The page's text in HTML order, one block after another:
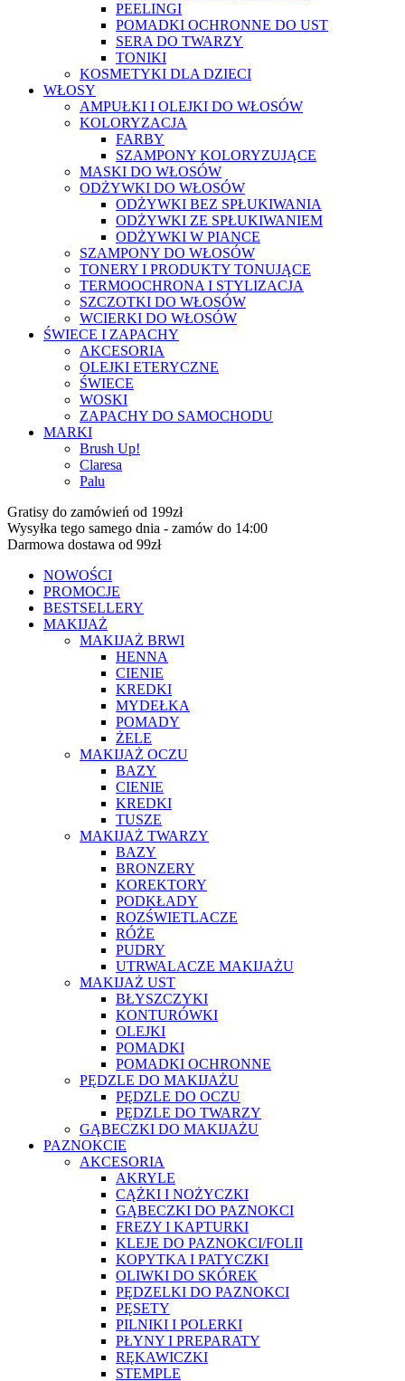
PEELINGI
POMADKI OCHRONNE DO UST
SERA DO TWARZY
TONIKI
KOSMETYKI DLA DZIECI
WŁOSY
AMPUŁKI I OLEJKI DO WŁOSÓW
KOLORYZACJA
FARBY
SZAMPONY KOLORYZUJĄCE
MASKI DO WŁOSÓW
ODŻYWKI DO WŁOSÓW
ODŻYWKI BEZ SPŁUKIWANIA
ODŻYWKI ZE SPŁUKIWANIEM
ODŻYWKI W PIANCE
SZAMPONY DO WŁOSÓW
TONERY I PRODUKTY TONUJĄCE
TERMOOCHRONA I STYLIZACJA
SZCZOTKI DO WŁOSÓW
WCIERKI DO WŁOSÓW
ŚWIECE I ZAPACHY
AKCESORIA
OLEJKI ETERYCZNE
ŚWIECE
WOSKI
ZAPACHY DO SAMOCHODU
MARKI
Brush Up!
Claresa
Palu
Gratisy do zamówień od 199zł
Wysyłka tego samego dnia - zamów do 14:00
Darmowa dostawa od 99zł
NOWOŚCI
PROMOCJE
BESTSELLERY
MAKIJAŻ
MAKIJAŻ BRWI
HENNA
CIENIE
KREDKI
MYDEŁKA
POMADY
ŻELE
MAKIJAŻ OCZU
BAZY
CIENIE
KREDKI
TUSZE
MAKIJAŻ TWARZY
BAZY
BRONZERY
KOREKTORY
PODKŁADY
ROZŚWIETLACZE
RÓŻE
PUDRY
UTRWALACZE MAKIJAŻU
MAKIJAŻ UST
BŁYSZCZYKI
KONTURÓWKI
OLEJKI
POMADKI
POMADKI OCHRONNE
PĘDZLE DO MAKIJAŻU
PĘDZLE DO OCZU
PĘDZLE DO TWARZY
GĄBECZKI DO MAKIJAŻU
PAZNOKCIE
AKCESORIA
AKRYLE
CĄŻKI I NOŻYCZKI
GĄBECZKI DO PAZNOKCI
FREZY I KAPTURKI
KLEJE DO PAZNOKCI/FOLII
KOPYTKA I PATYCZKI
OLIWKI DO SKÓREK
PĘDZELKI DO PAZNOKCI
PĘSETY
PILNIKI I POLERKI
PŁYNY I PREPARATY
RĘKAWICZKI
STEMPLE